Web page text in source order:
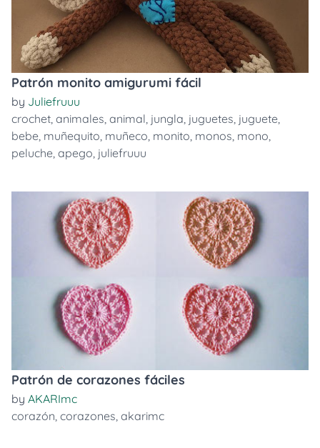
Patrón monito amigurumi fácil
by Juliefruuu
crochet, animales, animal, jungla, juguetes, juguete,
bebe, muñequito, muñeco, monito, monos, mono,
peluche, apego, juliefruuu
Patrón de corazones fáciles
by AKARImc
corazón, corazones, akarimc